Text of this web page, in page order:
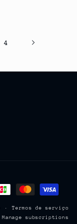
4
Termos de serviço
Manage subscriptions